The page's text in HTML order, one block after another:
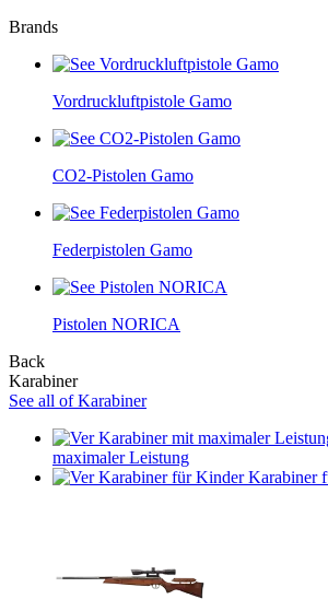
Brands
Vordruckluftpistole Gamo
CO2-Pistolen Gamo
Federpistolen Gamo
Pistolen NORICA
Back
Karabiner
See all of Karabiner
maximaler Leistung
Karabiner